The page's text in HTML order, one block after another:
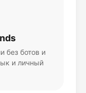
без ботов и
и личный